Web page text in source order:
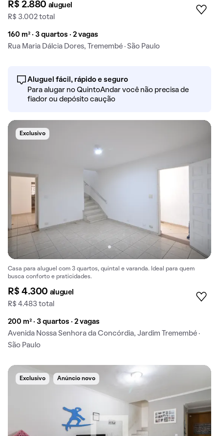
R$ 2.880 aluguel
R$ 3.002 total
160 m² · 3 quartos · 2 vagas
Rua Maria Dálcia Dores, Tremembé · São Paulo
Aluguel fácil, rápido e seguro
Para alugar no QuintoAndar você não precisa de
fiador ou depósito caução
Exclusivo
Casa para aluguel com 3 quartos, quintal e varanda. Ideal para quem
busca conforto e praticidades.
R$ 4.300 aluguel
R$ 4.483 total
200 m² · 3 quartos · 2 vagas
Avenida Nossa Senhora da Concórdia, Jardim Tremembé ·
São Paulo
Exclusivo Anúncio novo